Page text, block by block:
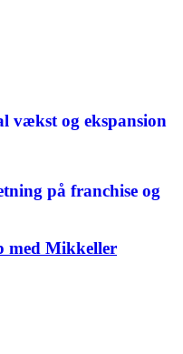
og ekspansion
på franchise og
med Mikkeller